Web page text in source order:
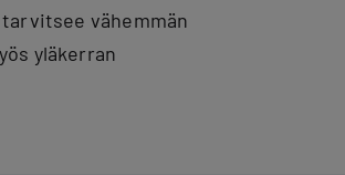
vähemmän
yläkerran